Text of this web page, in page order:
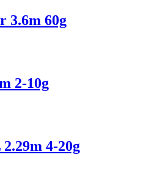
3.6m 60g
2-10g
4-20g